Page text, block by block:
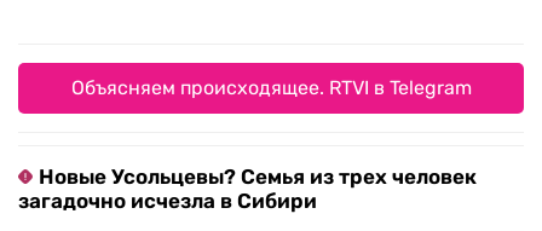
Объясняем происходящее. RTVI в Telegram
Новые Усольцевы? Семья из трех человек
загадочно исчезла в Сибири